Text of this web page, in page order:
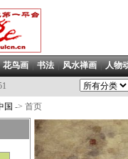
花鸟画|书法|风水禅画|人物
国 -> 首页